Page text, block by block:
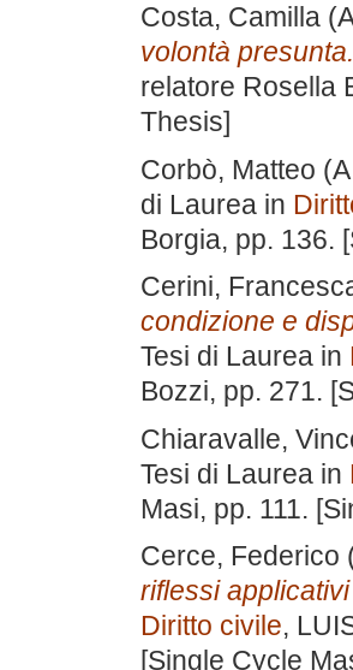
Costa, Camilla
volontà presunta.
relatore Rosella
Thesis]
Corbò, Matteo
di Laurea in
Borgia, pp. 136.
Cerini,
condizione e
Tesi di Laurea in
Bozzi, pp. 271.
Chiaravalle,
Tesi di Laurea in
Masi, pp. 111.
Cerce, Federico
riflessi
Diritto civile,
[Single Cycle